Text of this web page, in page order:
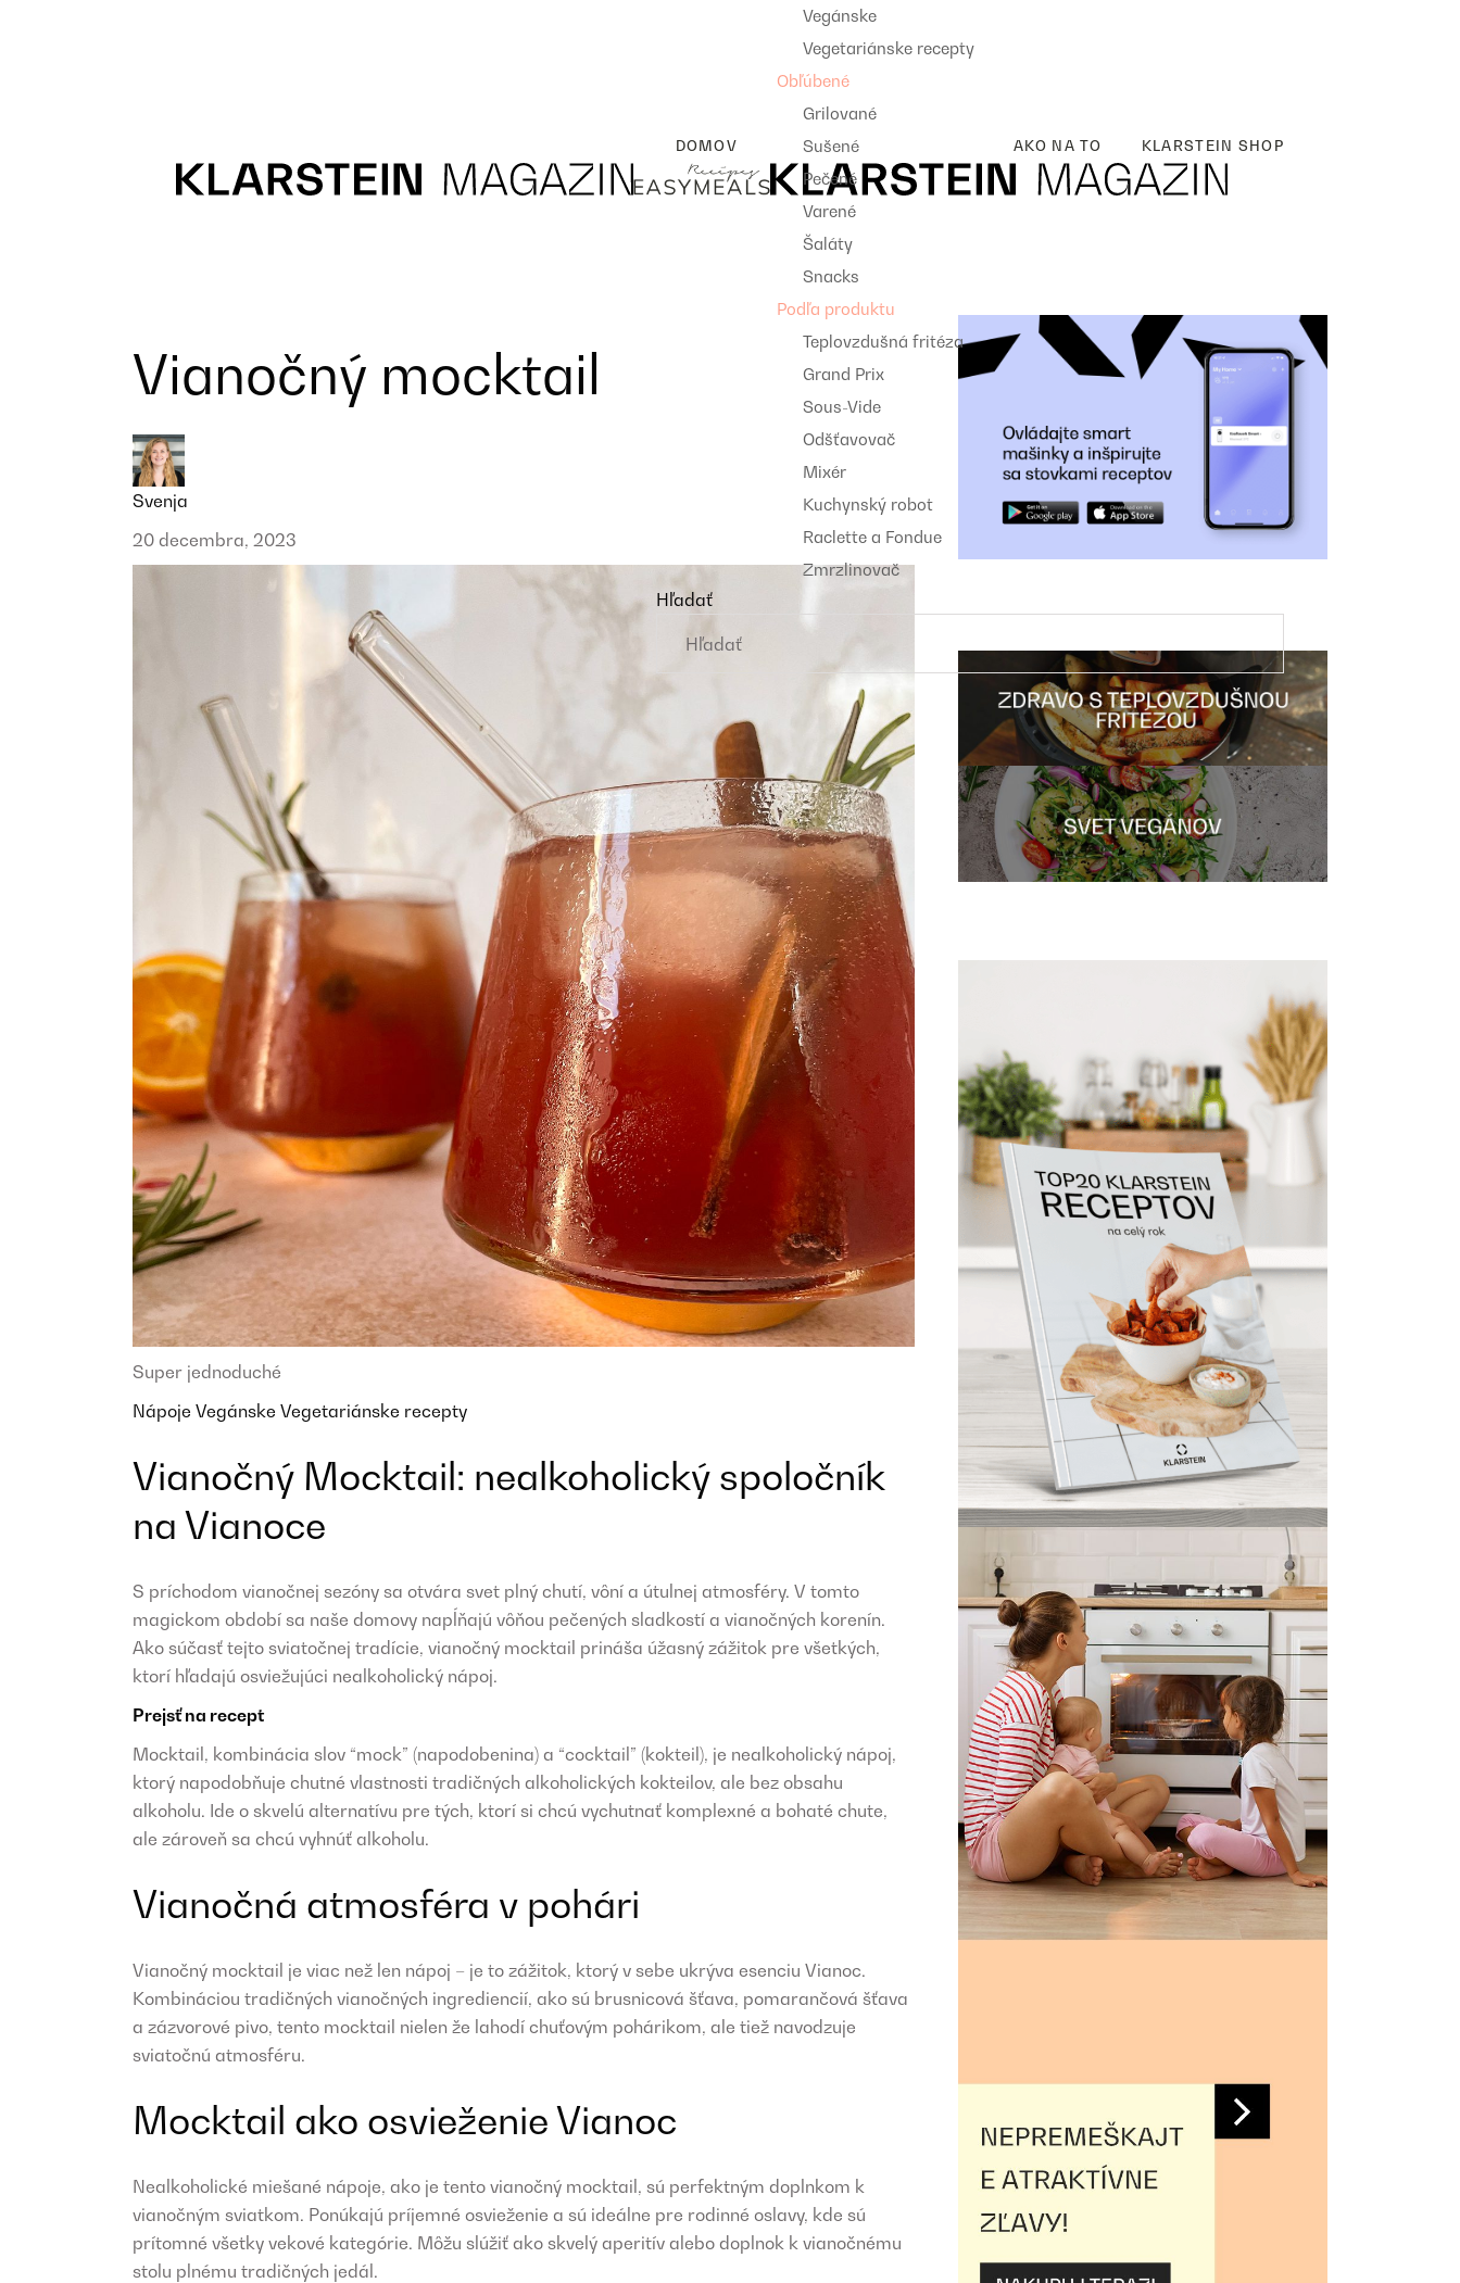
DOMOV
Vegánske
Vegetariánske recepty
Obľúbené
Grilované
Sušené
Pečené
Varené
Šaláty
Snacks
Podľa produktu
Teplovzdušná fritéza
Grand Prix
Sous-Vide
Odšťavovač
Mixér
Kuchynský robot
Raclette a Fondue
Zmrzlinovač
AKO NA TO KLARSTEIN SHOP
Hľadať
Vianočný mocktail
Svenja
20 decembra, 2023
Super jednoduché
Nápoje Vegánske Vegetariánske recepty
Vianočný Mocktail: nealkoholický spoločník
na Vianoce
S príchodom vianočnej sezóny sa otvára svet plný chutí, vôní a útulnej atmosféry. V tomto
magickom období sa naše domovy napĺňajú vôňou pečených sladkostí a vianočných korenín.
Ako súčasť tejto sviatočnej tradície, vianočný mocktail prináša úžasný zážitok pre všetkých,
ktorí hľadajú osviežujúci nealkoholický nápoj.
Prejsť na recept
Mocktail, kombinácia slov “mock” (napodobenina) a “cocktail” (kokteil), je nealkoholický nápoj,
ktorý napodobňuje chutné vlastnosti tradičných alkoholických kokteilov, ale bez obsahu
alkoholu. Ide o skvelú alternatívu pre tých, ktorí si chcú vychutnať komplexné a bohaté chute,
ale zároveň sa chcú vyhnúť alkoholu.
Vianočná atmosféra v pohári
Vianočný mocktail je viac než len nápoj – je to zážitok, ktorý v sebe ukrýva esenciu Vianoc.
Kombináciou tradičných vianočných ingrediencií, ako sú brusnicová šťava, pomarančová šťava
a zázvorové pivo, tento mocktail nielen že lahodí chuťovým pohárikom, ale tiež navodzuje
sviatočnú atmosféru.
Mocktail ako osvieženie Vianoc
Nealkoholické miešané nápoje, ako je tento vianočný mocktail, sú perfektným doplnkom k
vianočným sviatkom. Ponúkajú príjemné osvieženie a sú ideálne pre rodinné oslavy, kde sú
prítomné všetky vekové kategórie. Môžu slúžiť ako skvelý aperitív alebo doplnok k vianočnému
stolu plnému tradičných jedál.